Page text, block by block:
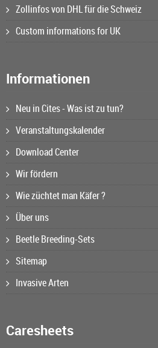
Zollinfos von DHL für die Schweiz
Custom informations for UK
Informationen
Neu in Cites - Was ist zu tun?
Veranstaltungskalender
Download Center
Wir fördern
Wie züchtet man Käfer ?
Über uns
Beetle Breeding-Sets
Sitemap
Invasive Arten
Caresheets